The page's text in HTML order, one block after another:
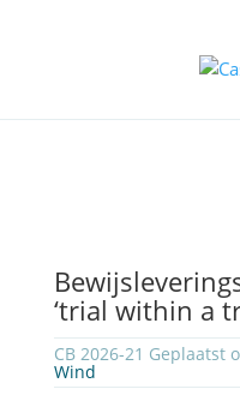
‘trial within a
CB 2026-21 Geplaatst
Wind